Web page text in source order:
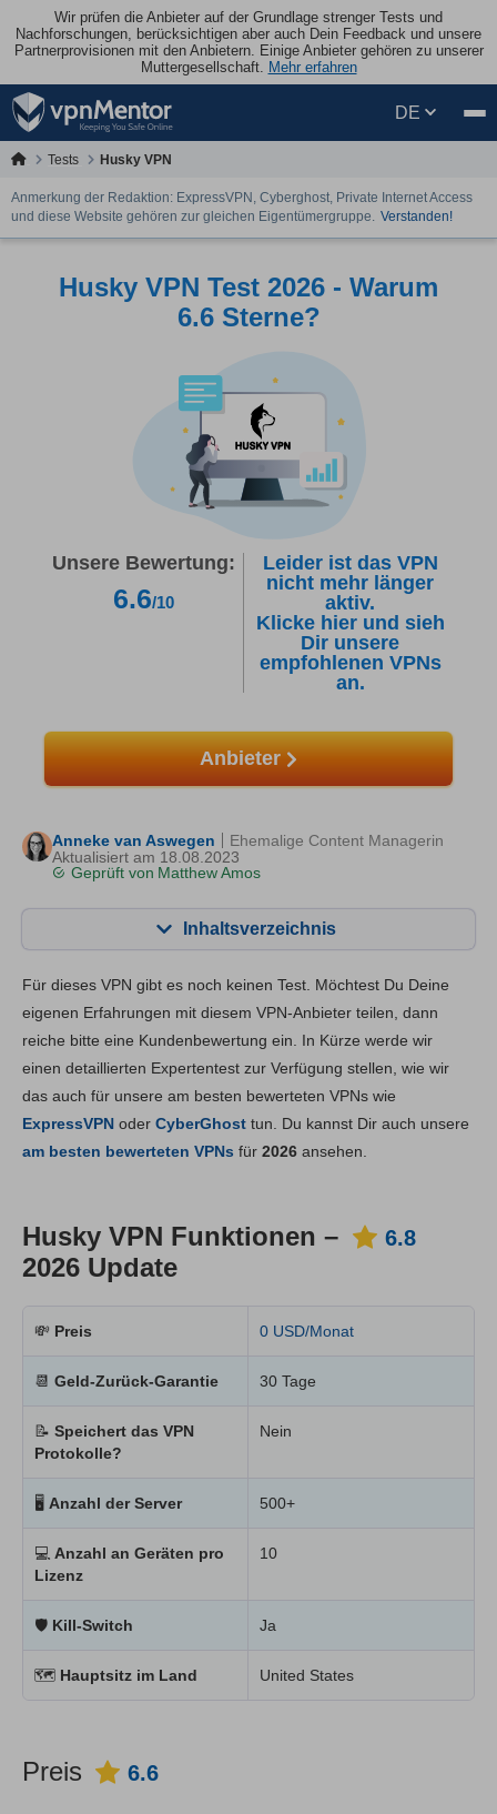
Wir prüfen die Anbieter auf der Grundlage strenger Tests und
Nachforschungen, berücksichtigen aber auch Dein Feedback und unsere
Partnerprovisionen mit den Anbietern. Einige Anbieter gehören zu unserer
Muttergesellschaft. Mehr erfahren
DE
Tests Husky VPN
Anmerkung der Redaktion: ExpressVPN, Cyberghost, Private Internet Access
und diese Website gehören zur gleichen Eigentümergruppe. Verstanden!
Husky VPN Test 2026 - Warum
6.6 Sterne?
Unsere Bewertung:
6.6/10
Leider ist das VPN
nicht mehr länger
aktiv.
Klicke hier und sieh
Dir unsere
empfohlenen VPNs
an.
Anbieter
Anneke van Aswegen
Aktualisiert am 18.08.2023
Geprüft von Matthew Amos
Ehemalige Content Managerin
Inhaltsverzeichnis
Hauptfunktionen 6.8
Installation und Apps 7.0
Zuverlässigkeit & Support 4.6
Für dieses VPN gibt es noch keinen Test. Möchtest Du Deine
eigenen Erfahrungen mit diesem VPN-Anbieter teilen, dann
reiche bitte eine Kundenbewertung ein. In Kürze werde wir
einen detaillierten Expertentest zur Verfügung stellen, wie wir
das auch für unsere am besten bewerteten VPNs wie
ExpressVPN oder CyberGhost tun. Du kannst Dir auch unsere
am besten bewerteten VPNs für 2026 ansehen.
Husky VPN Funktionen –
2026 Update
6.8
💸 Preis 0 USD/Monat
📆 Geld-Zurück-Garantie 30 Tage
📝 Speichert das VPN
Protokolle?
Nein
🖥 Anzahl der Server 500+
💻 Anzahl an Geräten pro
Lizenz
10
🛡 Kill-Switch Ja
🗺 Hauptsitz im Land United States
Preis 6.6